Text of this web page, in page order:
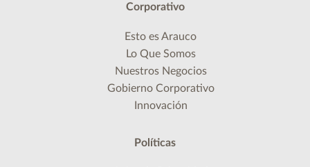
Corporativo
Esto es Arauco
Lo Que Somos
Nuestros Negocios
Gobierno Corporativo
Innovación
Políticas